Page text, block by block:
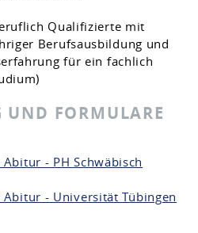
Qualifizierte mit
Berufsausbildung und
für ein fachlich
FORMULARE
- PH Schwäbisch
- Universität Tübingen